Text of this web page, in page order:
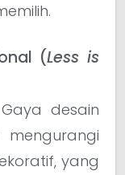
(Less is
desain
yang